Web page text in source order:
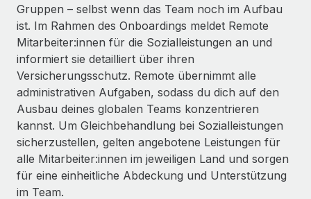
Background-Checks
Einfacheres Bewerber:innen-Screening
Compliance Watchtower
Lückenlose Compliance
Geräteverwaltung
Globale Bereitstellung und Verfolgung von IT-
Geräten
Gründung von Niederlassungen
Schnelle, rechtssichere Gründung von
FALLSTUDIEN
So hat der KI-Vorreiter Weaviate sein Team mit
Remote um 120 % vergrößert
Weaviate auf einen Blick Weaviate entwickelt KI-basierte
Open-Source-Infrastrukturen. Das...
Mehr erfahren
Strategische Partnerschaft zwischen
Reverse Tech und Remote für Contractor
Hol dir Unterstützung
BLOG
Globale Payroll
EOR und PEO
Contractor Management
Steuern
Gruppen – selbst wenn das Team noch im Aufbau
ist. Im Rahmen des Onboardings meldet Remote
Mitarbeiter:innen für die Sozialleistungen an und
informiert sie detailliert über ihren
Versicherungsschutz. Remote übernimmt alle
administrativen Aufgaben, sodass du dich auf den
Ausbau deines globalen Teams konzentrieren
kannst. Um Gleichbehandlung bei Sozialleistungen
sicherzustellen, gelten angebotene Leistungen für
alle Mitarbeiter:innen im jeweiligen Land und sorgen
für eine einheitliche Abdeckung und Unterstützung
im Team.